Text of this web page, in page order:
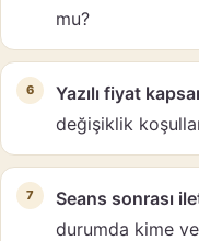
mu?
Yazılı fiyat
değişiklik
Seans sonrası
durumda kime ve